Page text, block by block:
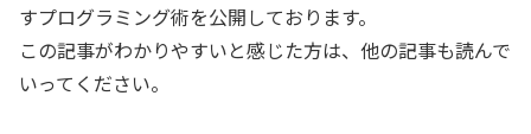
すプログラミング術を公開しております。
この記事がわかりやすいと感じた方は、他の記事も読んで
いってください。